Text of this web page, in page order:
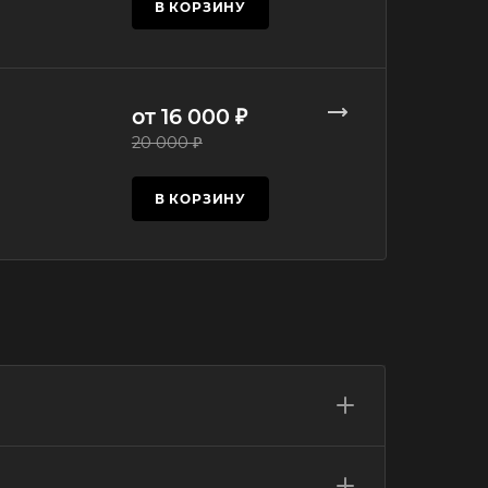
В КОРЗИНУ
от 16 000 ₽
20 000 ₽
В КОРЗИНУ